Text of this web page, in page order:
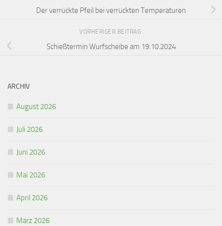
Der verrückte Pfeil bei verrückten Temperaturen
VORHERIGER BEITRAG
Schießtermin Wurfscheibe am 19.10.2024
ARCHIV
August 2026
Juli 2026
Juni 2026
Mai 2026
April 2026
März 2026